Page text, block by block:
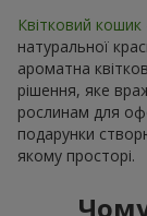
Квітковий кошик
натуральної
ароматна
рішення, яке
рослинам для
подарунки
якому просторі.